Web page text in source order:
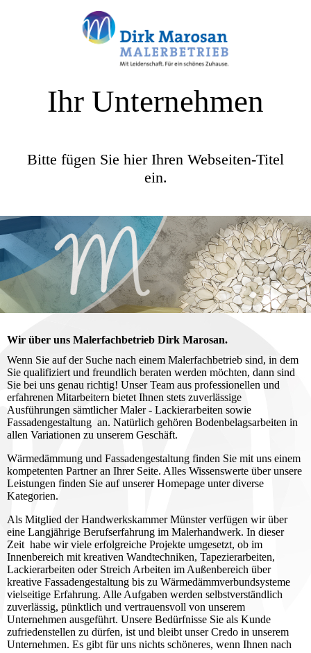
Ihr Unternehmen
Bitte fügen Sie hier Ihren Webseiten-Titel
ein.
Wir über uns Malerfachbetrieb Dirk Marosan.
Wenn Sie auf der Suche nach einem Malerfachbetrieb sind, in dem
Sie qualifiziert und freundlich beraten werden möchten, dann sind
Sie bei uns genau richtig! Unser Team aus professionellen und
erfahrenen Mitarbeitern bietet Ihnen stets zuverlässige
Ausführungen sämtlicher Maler - Lackierarbeiten sowie
Fassadengestaltung an. Natürlich gehören Bodenbelagsarbeiten in
allen Variationen zu unserem Geschäft.
Wärmedämmung und Fassadengestaltung finden Sie mit uns einem
kompetenten Partner an Ihrer Seite. Alles Wissenswerte über unsere
Leistungen finden Sie auf unserer Homepage unter diverse
Kategorien.
Als Mitglied der Handwerkskammer Münster verfügen wir über
eine Langjährige Berufserfahrung im Malerhandwerk. In dieser
Zeit habe wir viele erfolgreiche Projekte umgesetzt, ob im
Innenbereich mit kreativen Wandtechniken, Tapezierarbeiten,
Lackierarbeiten oder Streich Arbeiten im Außenbereich über
kreative Fassadengestaltung bis zu Wärmedämmverbundsysteme
vielseitige Erfahrung. Alle Aufgaben werden selbstverständlich
zuverlässig, pünktlich und vertrauensvoll von unserem
Unternehmen ausgeführt. Unsere Bedürfnisse Sie als Kunde
zufriedenstellen zu dürfen, ist und bleibt unser Credo in unserem
Unternehmen. Es gibt für uns nichts schöneres, wenn Ihnen nach